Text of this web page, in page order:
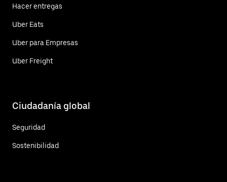
Hacer entregas
Uber Eats
Uber para Empresas
Uber Freight
Ciudadanía global
Seguridad
Sostenibilidad